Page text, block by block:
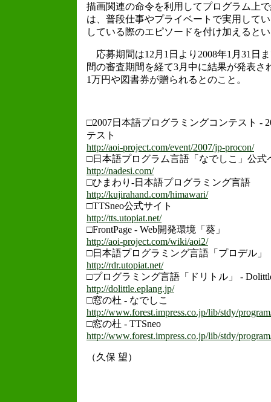
描画関連の命令を利用してプログラム上
は、普段仕事やプライベートで実用して
している際のエピソードを付け加えると
応募期間は12月1日より2008年1月31日
間の審査期間を経て3月中に結果が発表
1万円や図書券が贈られるとのこと。
□2007日本語プログラミングコンテスト -
テスト
http://aoi-project.com/event/2007/jp-procon/
□日本語プログラム言語「なでしこ」公式
http://nadesi.com/
□ひまわり-日本語プログラミング言語
http://kujirahand.com/himawari/
□TTSneo公式サイト
http://tts.utopiat.net/
□FrontPage - Web開発環境「葵」
http://aoi-project.com/wiki/aoi2/
□日本語プログラミング言語「プロデル」
http://rdr.utopiat.net/
□プログラミング言語「ドリトル」 -
http://dolittle.eplang.jp/
□窓の杜 - なでしこ
http://www.forest.impress.co.jp/lib/stdy/
□窓の杜 - TTSneo
http://www.forest.impress.co.jp/lib/stdy/
（久保 望）